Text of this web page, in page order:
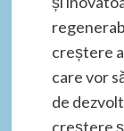
creștere
care vor
de
creștere